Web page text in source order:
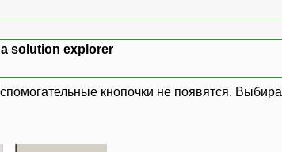
solution explorer
кнопочки не появятся.